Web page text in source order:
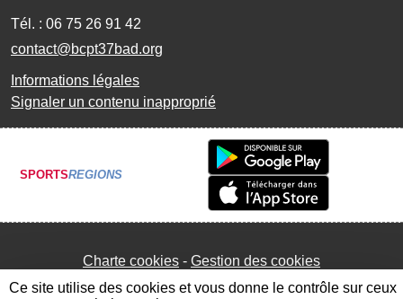
Tél. : 06 75 26 91 42
contact@bcpt37bad.org
Informations légales
Signaler un contenu inapproprié
SPORTSREGIONS
Charte cookies Gestion des cookies
Ce site utilise des cookies et vous donne le contrôle sur ceux